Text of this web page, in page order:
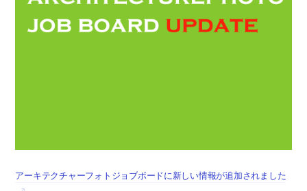
アーキテクチャーフォトジョブボードに新しい情報が追加されました